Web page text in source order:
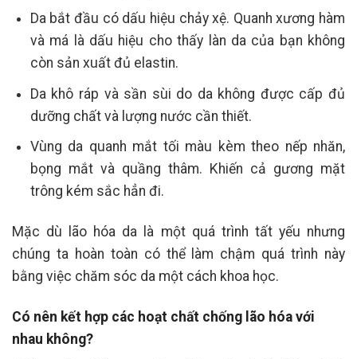
Da bắt đầu có dấu hiệu chảy xệ. Quanh xương hàm
và má là dấu hiệu cho thấy làn da của bạn không
còn sản xuất đủ elastin.
Da khô ráp và sần sùi do da không được cấp đủ
dưỡng chất và lượng nước cần thiết.
Vùng da quanh mắt tối màu kèm theo nếp nhăn,
bọng mắt và quầng thâm. Khiến cả gương mặt
trông kém sắc hẳn đi.
Mặc dù lão hóa da là một quá trình tất yếu nhưng
chúng ta hoàn toàn có thể làm chậm quá trình này
bằng việc chăm sóc da một cách khoa học.
Có nên kết hợp các hoạt chất chống lão hóa với
nhau không?